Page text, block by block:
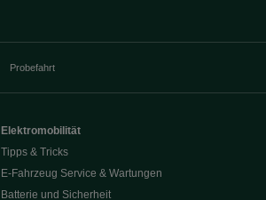
Probefahrt
Elektromobilität
Tipps & Tricks
E-Fahrzeug Service & Wartungen
Batterie und Sicherheit